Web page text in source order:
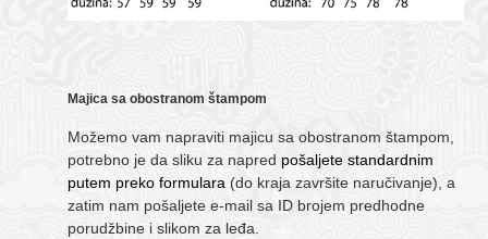
Majica sa obostranom štampom
Možemo vam napraviti majicu sa obostranom štampom,
potrebno je da sliku za napred pošaljete standardnim
putem preko formulara (do kraja završite naručivanje), a
zatim nam pošaljete e-mail sa ID brojem predhodne
porudžbine i slikom za leđa.